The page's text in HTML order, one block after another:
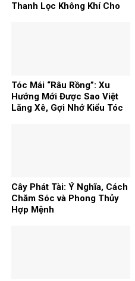
Thanh Lọc Không Khí Cho
Tóc Mái “Râu Rồng”: Xu
Hướng Mới Được Sao Việt
Lăng Xê, Gợi Nhớ Kiểu Tóc
Cây Phát Tài: Ý Nghĩa, Cách
Chăm Sóc và Phong Thủy
Hợp Mệnh